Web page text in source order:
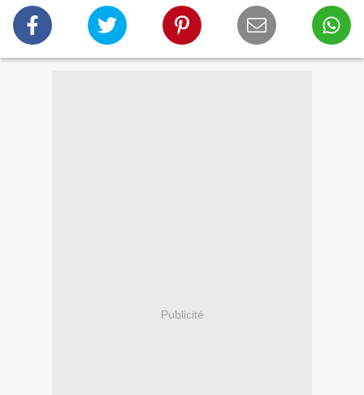
Publicité